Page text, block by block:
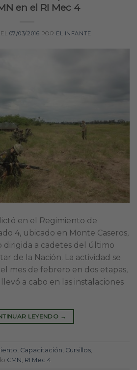
en el RI Mec 4
07/03/2016 POR EL INFANTE
en el Regimiento de
4, ubicado en Monte Caseros,
dirigida a cadetes del último
de la Nación. La actividad se
mes de febrero en dos etapas,
a cabo en las instalaciones
LEYENDO →
Capacitación Cursillos
CMN RI Mec 4